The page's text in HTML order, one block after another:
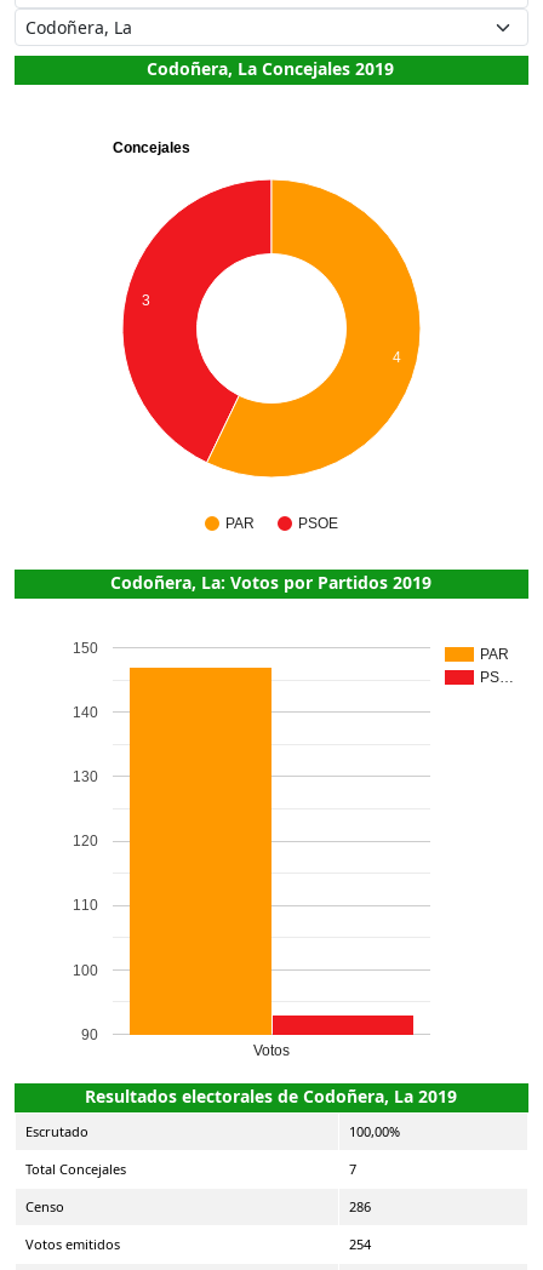
Codoñera, La Concejales 2019
Concejales
PAR PSOE
3
4
Codoñera, La: Votos por Partidos 2019
PAR
PS…
Votos
90
100
110
120
130
140
150
Resultados electorales de Codoñera, La 2019
Escrutado 100,00%
Total Concejales 7
Censo 286
Votos emitidos 254